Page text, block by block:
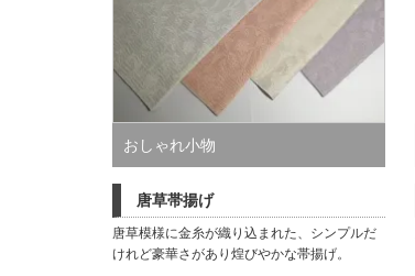
おしゃれ小物
唐草帯揚げ
唐草模様に金糸が織り込まれた、シンプルだ
けれど豪華さがあり煌びやかな帯揚げ。